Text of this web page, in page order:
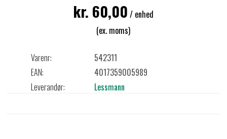
kr. 60,00 / enhed
(ex. moms)
Varenr:
542311
EAN:
4017359005989
Leverandør:
Lessmann